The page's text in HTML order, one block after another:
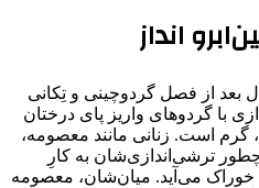
انداز
بعد از فصل گردوچینی و تِکانی
با گردوهای واریز پای درختان
است. زنانی مانند معصومه،
ترشی‌اندازی‌شان به کارِ
می‌آید. میان‌شان، معصومه